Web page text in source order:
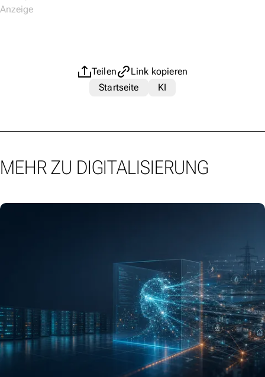
Teilen
Link kopieren
Startseite
KI
MEHR ZU DIGITALISIERUNG